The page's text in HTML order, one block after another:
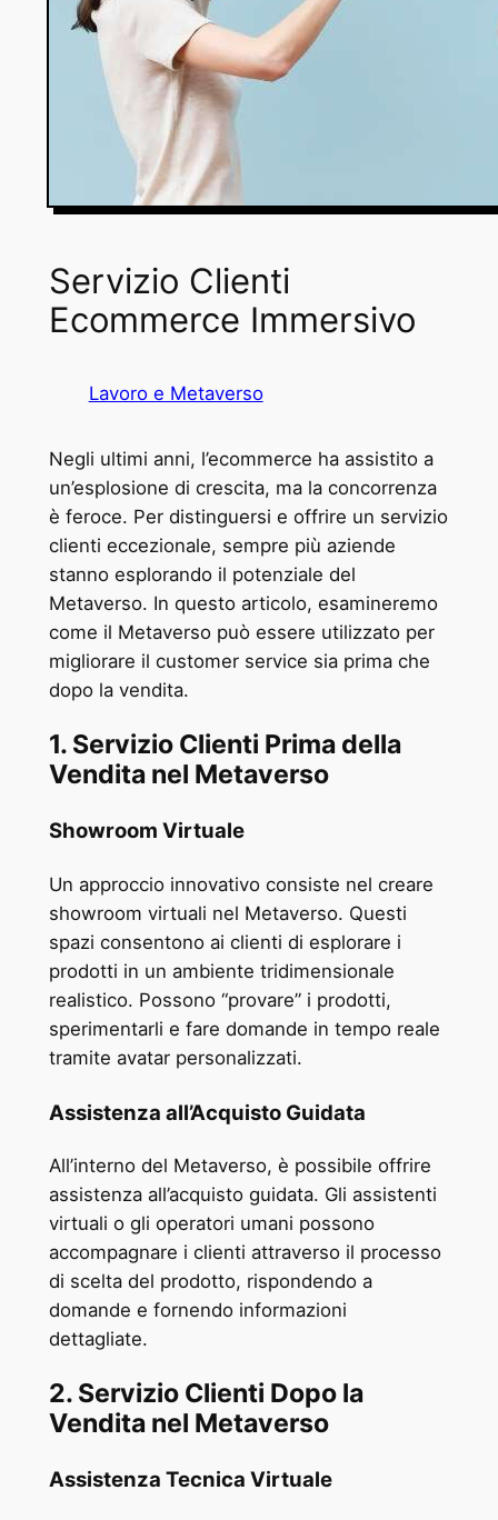
Servizio Clienti
Ecommerce Immersivo
Lavoro e Metaverso
Negli ultimi anni, l’ecommerce ha assistito a
un’esplosione di crescita, ma la concorrenza
è feroce. Per distinguersi e offrire un servizio
clienti eccezionale, sempre più aziende
stanno esplorando il potenziale del
Metaverso. In questo articolo, esamineremo
come il Metaverso può essere utilizzato per
migliorare il customer service sia prima che
dopo la vendita.
1. Servizio Clienti Prima della
Vendita nel Metaverso
Showroom Virtuale
Un approccio innovativo consiste nel creare
showroom virtuali nel Metaverso. Questi
spazi consentono ai clienti di esplorare i
prodotti in un ambiente tridimensionale
realistico. Possono “provare” i prodotti,
sperimentarli e fare domande in tempo reale
tramite avatar personalizzati.
Assistenza all’Acquisto Guidata
All’interno del Metaverso, è possibile offrire
assistenza all’acquisto guidata. Gli assistenti
virtuali o gli operatori umani possono
accompagnare i clienti attraverso il processo
di scelta del prodotto, rispondendo a
domande e fornendo informazioni
dettagliate.
2. Servizio Clienti Dopo la
Vendita nel Metaverso
Assistenza Tecnica Virtuale